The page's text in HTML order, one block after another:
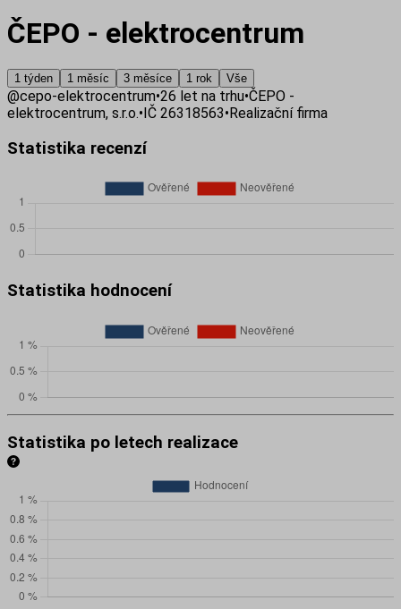
ČEPO - elektrocentrum
1 týden 1 měsíc 3 měsíce 1 rok Vše
@cepo-elektrocentrum•26 let na trhu•ČEPO -
elektrocentrum, s.r.o.•IČ 26318563•Realizační firma
Statistika recenzí
Statistika hodnocení
Statistika po letech realizace